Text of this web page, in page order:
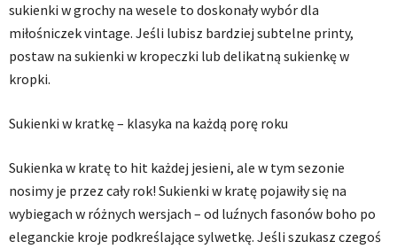
sukienki w grochy na wesele to doskonały wybór dla
miłośniczek vintage. Jeśli lubisz bardziej subtelne printy,
postaw na sukienki w kropeczki lub delikatną sukienkę w
kropki.
Sukienki w kratkę – klasyka na każdą porę roku
Sukienka w kratę to hit każdej jesieni, ale w tym sezonie
nosimy je przez cały rok! Sukienki w kratę pojawiły się na
wybiegach w różnych wersjach – od luźnych fasonów boho po
eleganckie kroje podkreślające sylwetkę. Jeśli szukasz czegoś